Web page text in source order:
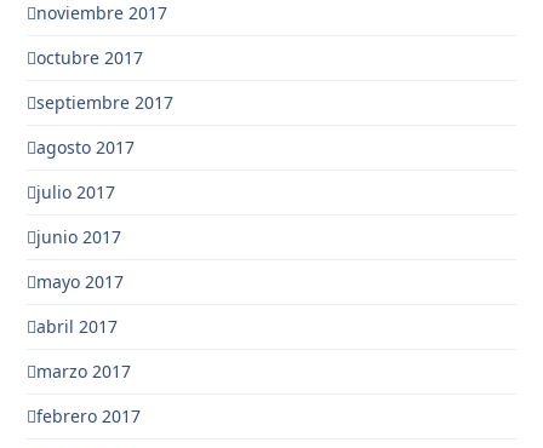
noviembre 2017
octubre 2017
septiembre 2017
agosto 2017
julio 2017
junio 2017
mayo 2017
abril 2017
marzo 2017
febrero 2017